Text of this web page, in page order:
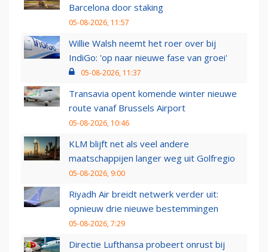
Barcelona door staking
05-08-2026, 11:57
Willie Walsh neemt het roer over bij
IndiGo: 'op naar nieuwe fase van groei'
05-08-2026, 11:37
Transavia opent komende winter nieuwe
route vanaf Brussels Airport
05-08-2026, 10:46
KLM blijft net als veel andere
maatschappijen langer weg uit Golfregio
05-08-2026, 9:00
Riyadh Air breidt netwerk verder uit:
opnieuw drie nieuwe bestemmingen
05-08-2026, 7:29
Directie Lufthansa probeert onrust bij